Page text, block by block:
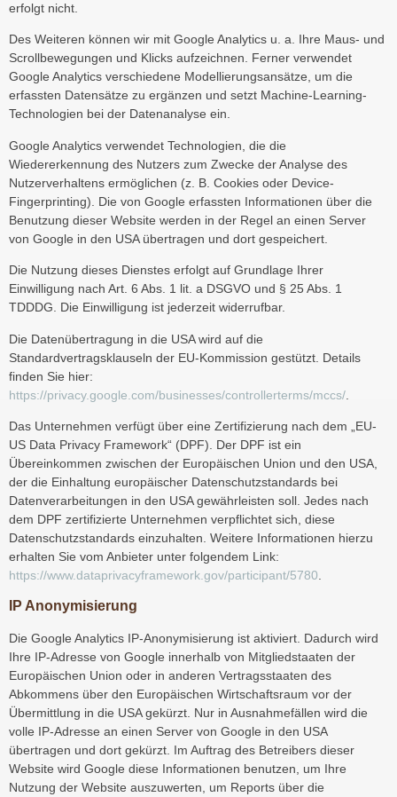
erfolgt nicht.
Des Weiteren können wir mit Google Analytics u. a. Ihre Maus- und
Scrollbewegungen und Klicks aufzeichnen. Ferner verwendet
Google Analytics verschiedene Modellierungsansätze, um die
erfassten Datensätze zu ergänzen und setzt Machine-Learning-
Technologien bei der Datenanalyse ein.
Google Analytics verwendet Technologien, die die
Wiedererkennung des Nutzers zum Zwecke der Analyse des
Nutzerverhaltens ermöglichen (z. B. Cookies oder Device-
Fingerprinting). Die von Google erfassten Informationen über die
Benutzung dieser Website werden in der Regel an einen Server
von Google in den USA übertragen und dort gespeichert.
Die Nutzung dieses Dienstes erfolgt auf Grundlage Ihrer
Einwilligung nach Art. 6 Abs. 1 lit. a DSGVO und § 25 Abs. 1
TDDDG. Die Einwilligung ist jederzeit widerrufbar.
Die Datenübertragung in die USA wird auf die
Standardvertragsklauseln der EU-Kommission gestützt. Details
finden Sie hier:
https://privacy.google.com/businesses/controllerterms/mccs/
Das Unternehmen verfügt über eine Zertifizierung nach dem „EU-
US Data Privacy Framework“ (DPF). Der DPF ist ein
Übereinkommen zwischen der Europäischen Union und den USA,
der die Einhaltung europäischer Datenschutzstandards bei
Datenverarbeitungen in den USA gewährleisten soll. Jedes nach
dem DPF zertifizierte Unternehmen verpflichtet sich, diese
Datenschutzstandards einzuhalten. Weitere Informationen hierzu
erhalten Sie vom Anbieter unter folgendem Link:
https://www.dataprivacyframework.gov/participant/5780
IP Anonymisierung
Die Google Analytics IP-Anonymisierung ist aktiviert. Dadurch wird
Ihre IP-Adresse von Google innerhalb von Mitgliedstaaten der
Europäischen Union oder in anderen Vertragsstaaten des
Abkommens über den Europäischen Wirtschaftsraum vor der
Übermittlung in die USA gekürzt. Nur in Ausnahmefällen wird die
volle IP-Adresse an einen Server von Google in den USA
übertragen und dort gekürzt. Im Auftrag des Betreibers dieser
Website wird Google diese Informationen benutzen, um Ihre
Nutzung der Website auszuwerten, um Reports über die